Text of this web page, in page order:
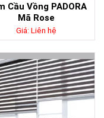
Cầu Vồng PADORA
Mã Rose
Giá: Liên hệ